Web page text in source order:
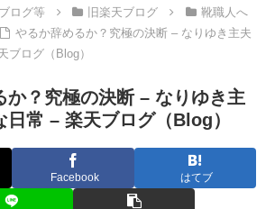
ログ等 旧楽天ブログ
靴職人へ
やるか辞めるか？究極の決断 – なりゆき主夫
ブログ（Blog）
か？究極の決断 – なりゆき主
日常 – 楽天ブログ（Blog）
Facebook はてブ